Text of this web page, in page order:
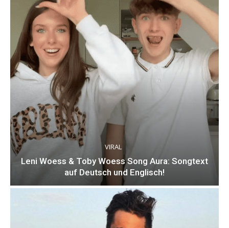
VIRAL
Leni Woess & Toby Woess Song Aura: Songtext
auf Deutsch und Englisch!